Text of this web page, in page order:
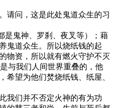
请问，这是此处鬼道众生的习
鬼神、罗刹、夜叉等）；藉
鬼道众生。所以烧纸钱的起
物资，所以就有燃火守护不灭
与我们人间世界重叠的，他
望为他们焚烧纸钱、纸屋、
我们并不否定火神的有为功